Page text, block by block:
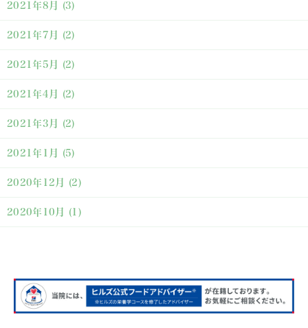
2021年8月 (3)
2021年7月 (2)
2021年5月 (2)
2021年4月 (2)
2021年3月 (2)
2021年1月 (5)
2020年12月 (2)
2020年10月 (1)